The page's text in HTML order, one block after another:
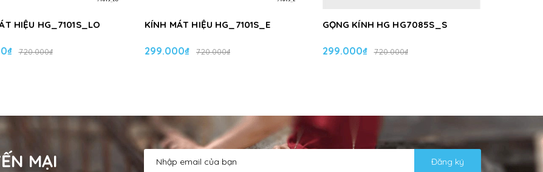
HIỆU HG_7101S_LO
720.000₫
KÍNH MÁT HIỆU HG_7101S_E
299.000₫ 720.000₫
GỌNG KÍNH HG HG7085S_S
299.000₫ 720.000₫
MẠI Đăng ký